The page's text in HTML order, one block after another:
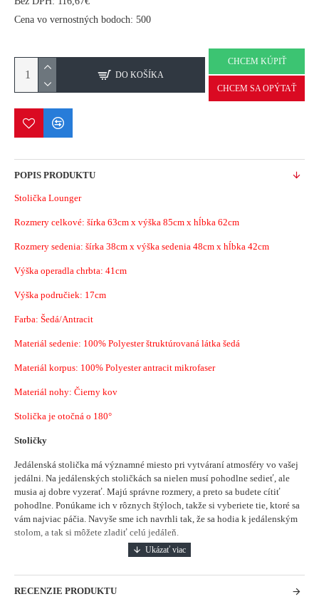
Cena vo vernostných bodoch: 500
DO KOŠÍKA
CHCEM KÚPIŤ
CHCEM SA OPÝTAŤ
POPIS PRODUKTU
Stolička Lounger
Rozmery celkové: šírka 63cm x výška 85cm x hĺbka 62cm
Rozmery sedenia: šírka 38cm x výška sedenia 48cm x hĺbka 42cm
Výška operadla chrbta: 41cm
Výška područiek: 17cm
Farba: Šedá/Antracit
Materiál sedenie: 100% Polyester štruktúrovaná látka šedá
Materiál korpus: 100% Polyester antracit mikrofaser
Materiál nohy: Čierny kov
Stolička je otočná o 180°
Stoličky
Jedálenská stolička má významné miesto pri vytváraní atmosféry vo vašej
jedálni. Na jedálenských stoličkách sa nielen musí pohodlne sedieť, ale
musia aj dobre vyzerať. Majú správne rozmery, a preto sa budete cítiť
pohodlne. Ponúkame ich v rôznych štýloch, takže si vyberiete tie, ktoré sa
vám najviac páčia. Navyše sme ich navrhli tak, že sa hodia k jedálenským
stolom, a tak si môžete zladiť celú jedáleň.
RECENZIE PRODUKTU